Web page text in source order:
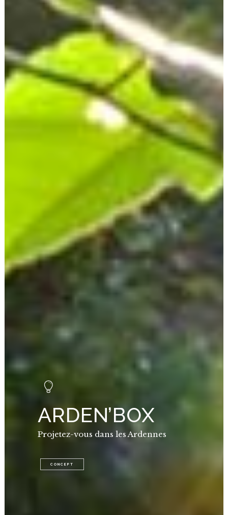
ARDEN’BOX
Projetez-vous dans les Ardennes
CONCEPT